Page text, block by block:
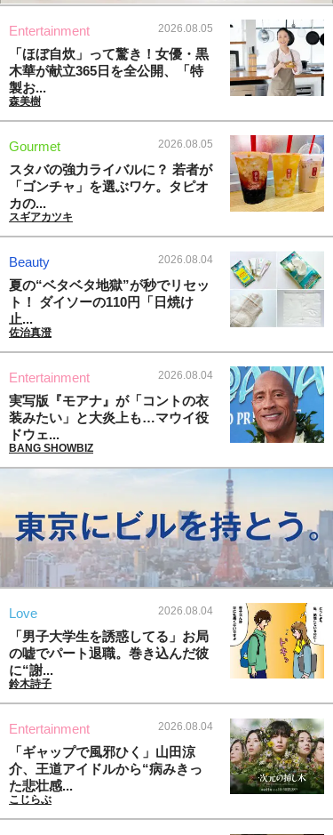
Entertainment 2026.08.05
「ほぼ自炊」って驚き！女優・黒
木華が献立365日を全公開、「特
製お...
森美樹
Gourmet 2026.08.05
スタバの強力ライバルに？ 若者が
「ゴンチャ」を選ぶワケ。タピオ
カの...
スギアカツキ
Beauty 2026.08.04
夏の“ベタベタ地獄”が秒でリセッ
ト！ ダイソーの110円「日焼け
止...
佐治真澄
Entertainment 2026.08.04
実写版『モアナ』が「コントの衣
装みたい」と大炎上も…マウイ役
ドウェ...
BANG SHOWBIZ
Love 2026.08.04
「男子大学生を誘惑してる」お局
の嘘でパート退職。巻き込んだ彼
に“謝...
鈴木詩子
Entertainment 2026.08.04
「ギャップで風邪ひく」山田涼
介、王道アイドルから“病みきっ
た悲壮感...
こじらぶ